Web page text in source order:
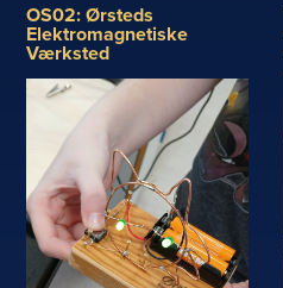
OS02: Ørsteds
Elektromagnetiske
Værksted